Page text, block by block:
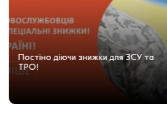
Постіно діючи знижки для ЗСУ та
ТРО!